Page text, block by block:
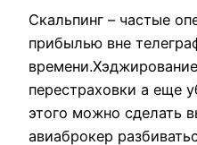
Скальпинг – частые
прибылью вне
перестраховки а еще
этого можно сделать
авиаброкер